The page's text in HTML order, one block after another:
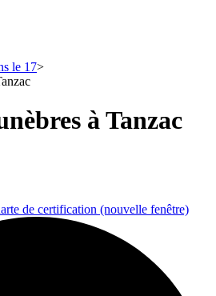
le 17
à Tanzac
de certification (nouvelle fenêtre)